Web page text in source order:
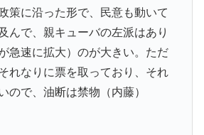
策に沿った形で、民意も動いて
んで、親キューバの左派はあり
急速に拡大）のが大きい。ただ
れなりに票を取っており、それ
ので、油断は禁物（内藤）